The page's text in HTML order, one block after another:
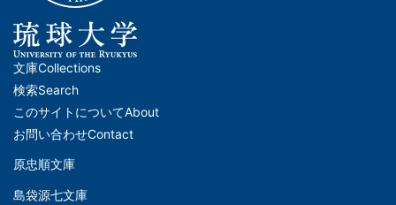
メ
イ
ン
ナ
ビ
文庫Collections
検索Search
このサイトについてAbout
お問い合わせContact
文
原忠順文庫
島袋源七文庫